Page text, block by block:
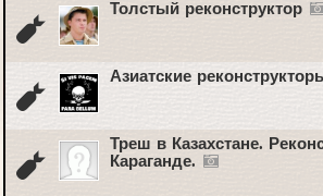
Толстый реконструктор
Азиатские
Треш в Казахстане.
Караганде.